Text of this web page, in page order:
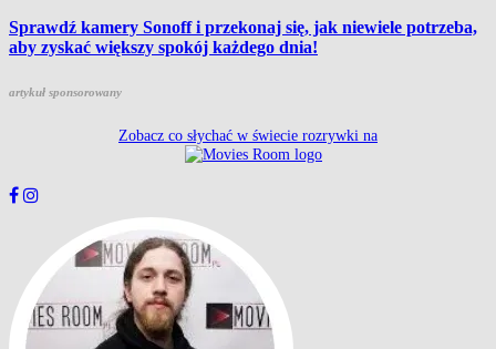
Sprawdź kamery Sonoff i przekonaj się, jak niewiele potrzeba,
aby zyskać większy spokój każdego dnia!
artykuł sponsorowany
Zobacz co słychać w świecie rozrywki na